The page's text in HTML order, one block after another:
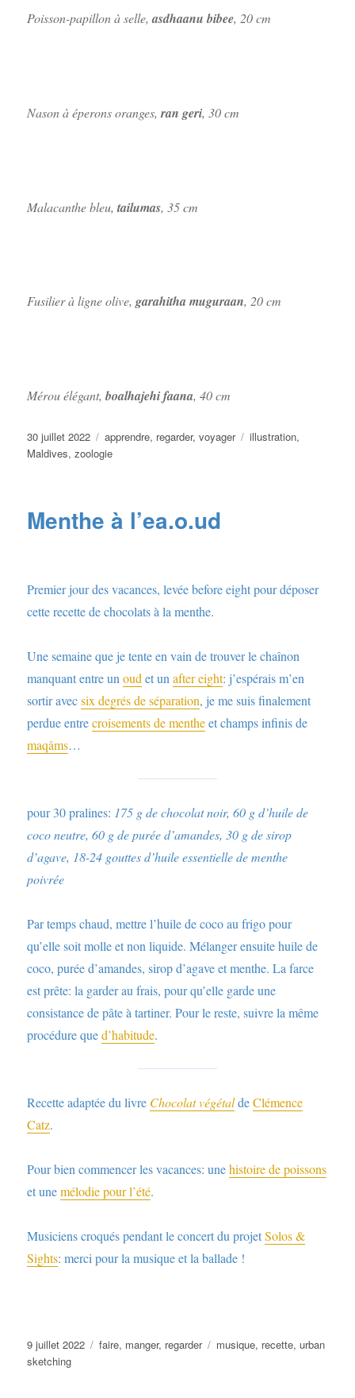
Poisson-papillon à selle,asdhaanu bibee, 20 cm
Nason à éperons oranges,ran geri, 30 cm
Malacanthe bleu,tailumas, 35 cm
Fusilier à ligne olive,garahitha muguraan, 20 cm
Mérou élégant,boalhajehi faana, 40 cm
Publié
le
30 juillet 2022 Catégories
apprendre, regarder,voyager Étiquettes
illustration,
Maldives,zoologie
Menthe à l’ea.o.ud
Premier jour des vacances, levée before eight pour déposer
cette recette de chocolats à la menthe.
Une semaine que je tente en vain de trouver le chaînon
manquant entre unoud et unafter eight: j’espérais m’en
sortir avecsix degrés de séparation, je me suis finalement
perdue entrecroisements de mentheet champs infinis de
maqâms…
pour 30 pralines: 175 g de chocolat noir, 60 g d’huile de
coco neutre, 60 g de purée d’amandes, 30 g de sirop
d’agave, 18-24 gouttes d’huile essentielle de menthe
poivrée
Par temps chaud, mettre l’huile de coco au frigo pour
qu’elle soit molle et non liquide. Mélanger ensuite huile de
coco, purée d’amandes, sirop d’agave et menthe. La farce
est prête: la garder au frais, pour qu’elle garde une
consistance de pâte à tartiner. Pour le reste, suivre la même
procédure qued’habitude.
Recette adaptée du livre Chocolat végétaldeClémence
Catz.
Pour bien commencer les vacances: unehistoire de poissons
et unemélodie pour l’été.
Musiciens croqués pendant le concert du projetSolos &
Sights: merci pour la musique et la ballade !
Publié
le
9 juillet 2022 Catégories
faire, manger, regarder Étiquettes
musique, recette,urban
sketching